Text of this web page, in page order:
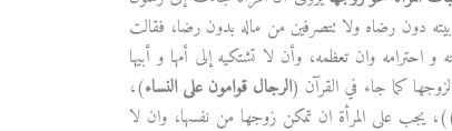
دون رضاه ولا تتصرفين من ماله بدون رضا، فقالت
احترامه وان تعظمه، وأن لا تشتكيه إلى أمها و أبيها
كما جاء في القرآن (الرجال قوامون على النساء)،
يجب على المرأة ان تمكن زوجها من نفسها، وان لا